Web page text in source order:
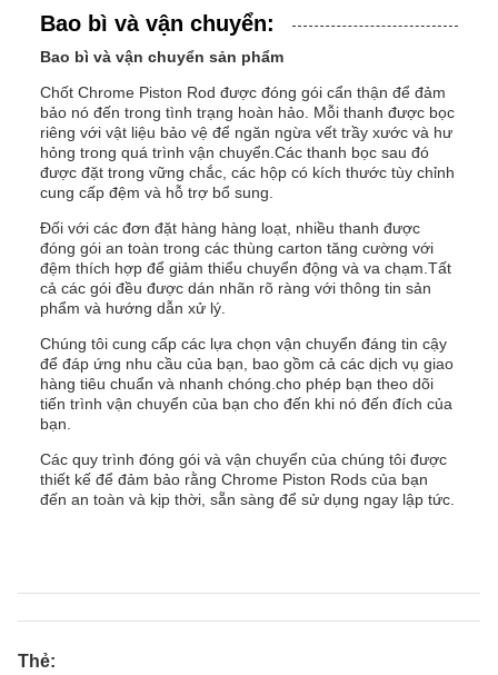
Bao bì và vận chuyển:
Bao bì và vận chuyển sản phẩm
Chốt Chrome Piston Rod được đóng gói cẩn thận để đảm
bảo nó đến trong tình trạng hoàn hảo. Mỗi thanh được bọc
riêng với vật liệu bảo vệ để ngăn ngừa vết trầy xước và hư
hỏng trong quá trình vận chuyển.Các thanh bọc sau đó
được đặt trong vững chắc, các hộp có kích thước tùy chỉnh
cung cấp đệm và hỗ trợ bổ sung.
Đối với các đơn đặt hàng hàng loạt, nhiều thanh được
đóng gói an toàn trong các thùng carton tăng cường với
đệm thích hợp để giảm thiểu chuyển động và va chạm.Tất
cả các gói đều được dán nhãn rõ ràng với thông tin sản
phẩm và hướng dẫn xử lý.
Chúng tôi cung cấp các lựa chọn vận chuyển đáng tin cậy
để đáp ứng nhu cầu của bạn, bao gồm cả các dịch vụ giao
hàng tiêu chuẩn và nhanh chóng.cho phép bạn theo dõi
tiến trình vận chuyển của bạn cho đến khi nó đến đích của
bạn.
Các quy trình đóng gói và vận chuyển của chúng tôi được
thiết kế để đảm bảo rằng Chrome Piston Rods của bạn
đến an toàn và kịp thời, sẵn sàng để sử dụng ngay lập tức.
Thẻ: